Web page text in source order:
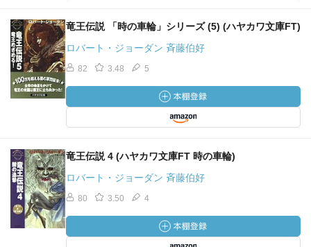
竜王伝説 「時の車輪」シリーズ (5) (ハヤカワ文庫FT)
ロバート・ジョーダン 斉藤伯好
82 3.48 5
竜王伝説 4 (ハヤカワ文庫FT 時の車輪)
ロバート・ジョーダン 斉藤伯好
80 3.50 4